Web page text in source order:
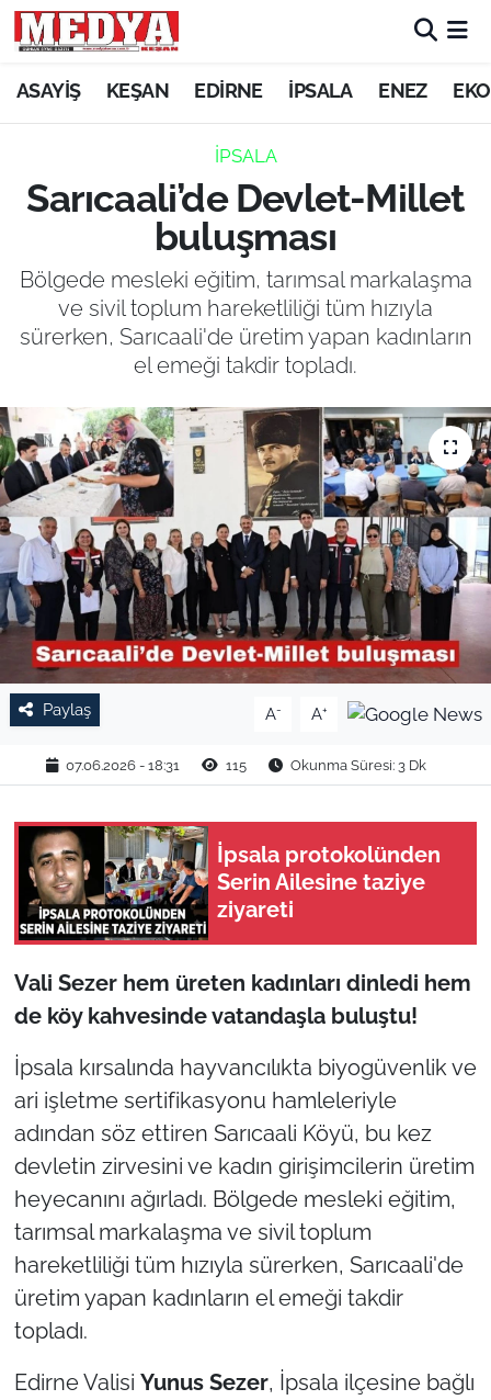
ASAYİŞ KEŞAN EDİRNE İPSALA ENEZ
İPSALA
Sarıcaali’de Devlet-Millet
buluşması
Bölgede mesleki eğitim, tarımsal markalaşma
ve sivil toplum hareketliliği tüm hızıyla
sürerken, Sarıcaali'de üretim yapan kadınların
el emeği takdir topladı.
Paylaş A- A+
07.06.2026 - 18:31 115 Okunma Süresi: 3 Dk
İpsala protokolünden
Serin Ailesine taziye
ziyareti
Vali Sezer hem üreten kadınları dinledi hem
de köy kahvesinde vatandaşla buluştu!
İpsala kırsalında hayvancılıkta biyogüvenlik ve
ari işletme sertifikasyonu hamleleriyle
adından söz ettiren Sarıcaali Köyü, bu kez
devletin zirvesini ve kadın girişimcilerin üretim
heyecanını ağırladı. Bölgede mesleki eğitim,
tarımsal markalaşma ve sivil toplum
hareketliliği tüm hızıyla sürerken, Sarıcaali'de
üretim yapan kadınların el emeği takdir
topladı.
Edirne Valisi Yunus Sezer, İpsala ilçesine bağlı
KEŞAN
ASAYİŞ
GÜNDEM
EKONOMİ
SAĞLIK
EĞİTİM
TARIM VE HAYVANCILIK
KÜLTÜR SANAT
RESMİ İLAN
SPOR
YAŞAM
TEKİRDAĞ
KIRKLARELİ
ÇANAKKALE
TÜRKİYE
Bölge
Güvenlik
Genel
Politika
Flaş Haber
Dış Haberler